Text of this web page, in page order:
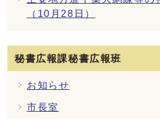
（10月28日）
秘書広報課秘書広報班
お知らせ
市長室